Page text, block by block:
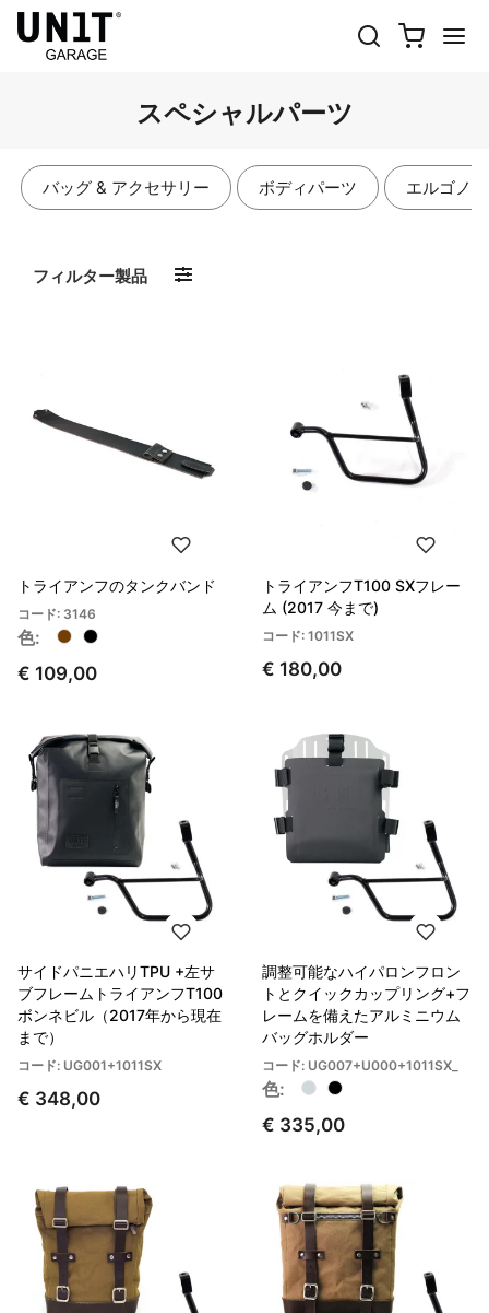
スペシャルパーツ
バッグ & アクセサリー ボディパーツ エルゴノ
フィルター製品
トライアンフのタンクバンド
コード: 3146
色:
€ 109,00
トライアンフT100 SXフレー
ム (2017 今まで)
コード: 1011SX
€ 180,00
サイドパニエハリTPU +左サ
ブフレームトライアンフT100
ボンネビル（2017年から現在
まで）
コード: UG001+1011SX
€ 348,00
調整可能なハイパロンフロン
トとクイックカップリング+フ
レームを備えたアルミニウム
バッグホルダー
コード: UG007+U000+1011SX_
色:
€ 335,00